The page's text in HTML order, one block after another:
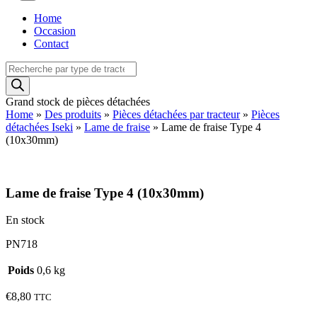
Home
Occasion
Contact
Recherche
de
produits
Grand stock de pièces détachées
Home » Des produits » Pièces détachées par tracteur» Pièces
détachées Iseki » Lame de fraise » Lame de fraise Type 4
(10x30mm)
Lame de fraise Type 4 (10x30mm)
En stock
PN718
Poids 0,6 kg
€8,80 TTC